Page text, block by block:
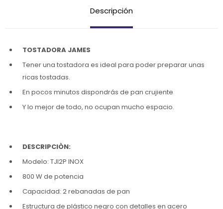
Descripción
TOSTADORA JAMES
Tener una tostadora es ideal para poder preparar unas
ricas tostadas.
En pocos minutos dispondrás de pan crujiente
Y lo mejor de todo, no ocupan mucho espacio.
DESCRIPCIÒN:
Modelo: TJI2P INOX
800 W de potencia
Capacidad: 2 rebanadas de pan
Estructura de plástico negro con detalles en acero